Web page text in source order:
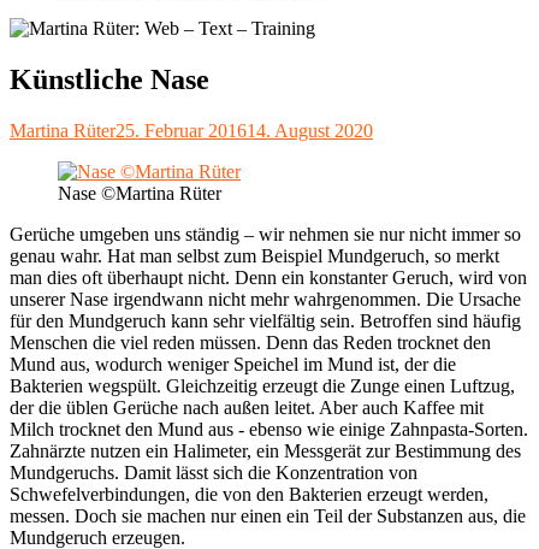
Künstliche Nase
Autor
Martina RüterVeröffentlicht
25. Februar 201614. August 2020
Nase ©Martina Rüter
Gerüche umgeben uns ständig – wir nehmen sie nur nicht immer so
genau wahr. Hat man selbst zum Beispiel Mundgeruch, so merkt
man dies oft überhaupt nicht. Denn ein konstanter Geruch, wird von
unserer Nase irgendwann nicht mehr wahrgenommen. Die Ursache
für den Mundgeruch kann sehr vielfältig sein. Betroffen sind häufig
Menschen die viel reden müssen. Denn das Reden trocknet den
Mund aus, wodurch weniger Speichel im Mund ist, der die
Bakterien wegspült. Gleichzeitig erzeugt die Zunge einen Luftzug,
der die üblen Gerüche nach außen leitet. Aber auch Kaffee mit
Milch trocknet den Mund aus - ebenso wie einige Zahnpasta-Sorten.
Zahnärzte nutzen ein Halimeter, ein Messgerät zur Bestimmung des
Mundgeruchs. Damit lässt sich die Konzentration von
Schwefelverbindungen, die von den Bakterien erzeugt werden,
messen. Doch sie machen nur einen ein Teil der Substanzen aus, die
Mundgeruch erzeugen.